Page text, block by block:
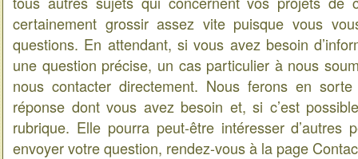
certainement grossir assez vite puisque vous
questions. En attendant, si vous avez besoin
une question précise, un cas particulier à nous
nous contacter directement. Nous ferons en
réponse dont vous avez besoin et, si c’est
rubrique. Elle pourra peut-être intéresser d’autres
envoyer votre question, rendez-vous à la page